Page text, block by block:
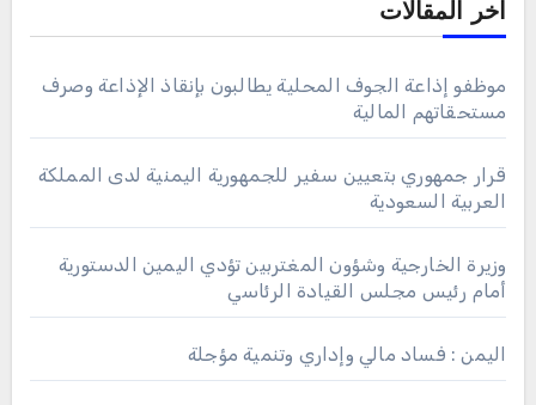
اخر المقالات
موظفو إذاعة الجوف المحلية يطالبون بإنقاذ الإذاعة وصرف
مستحقاتهم المالية
قرار جمهوري بتعيين سفير للجمهورية اليمنية لدى المملكة
العربية السعودية
وزيرة الخارجية وشؤون المغتربين تؤدي اليمين الدستورية
أمام رئيس مجلس القيادة الرئاسي
اليمن : فساد مالي وإداري وتنمية مؤجلة